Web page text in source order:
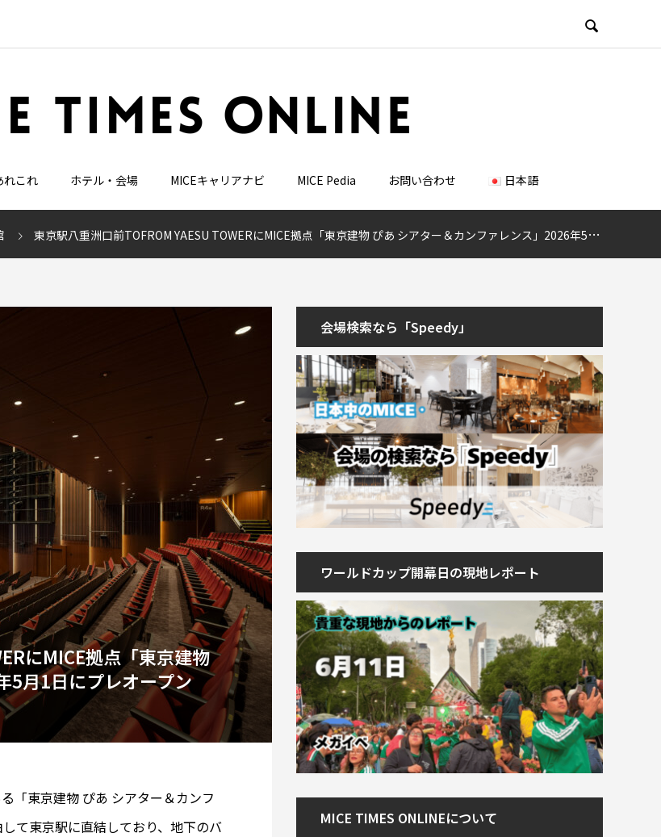

れこれ ホテル・会場 MICEキャリアナビ MICE Pedia お問い合わせ 日本語
東京駅八重洲口前TOFROM YAESU TOWERにMICE拠点「東京建物 ぴあ シアター＆カンファレンス」2026年5月1日にプレオープン
にMICE拠点「東京建物
5月1日にプレオープン
「東京建物 ぴあ シアター＆カンフ
て東京駅に直結しており、地下のバ
会場検索なら「Speedy」
ワールドカップ開幕日の現地レポート
MICE TIMES ONLINEについて